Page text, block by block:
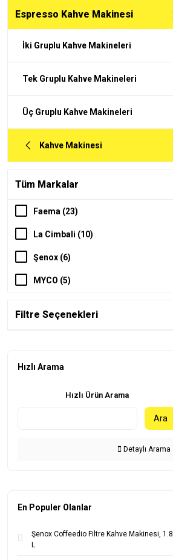
Espresso Kahve Makinesi
İki Gruplu Kahve Makineleri
Tek Gruplu Kahve Makineleri
Üç Gruplu Kahve Makineleri
Kahve Makinesi
Tüm Markalar
Faema (23)
La Cimbali (10)
Şenox (6)
MYCO (5)
Simonelli (1)
Victoria (1)
Filtre Seçenekleri
Hızlı Arama
Hızlı Ürün Arama
Ara
Detaylı Arama
En Populer Olanlar
Şenox Coffeedio Filtre Kahve Makinesi, 1.8
L